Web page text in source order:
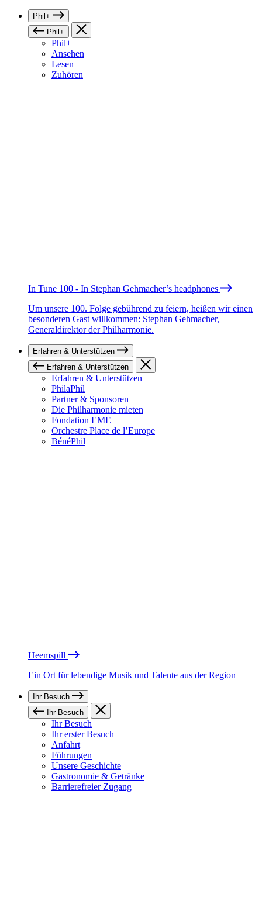
Phil+
Phil+
Phil+
Ansehen
Lesen
Zuhören
In Tune 100 - In Stephan Gehmacher’s headphones
Um unsere 100. Folge gebührend zu feiern, heißen wir einen
besonderen Gast willkommen: Stephan Gehmacher,
Generaldirektor der Philharmonie.
Erfahren & Unterstützen
Erfahren & Unterstützen
Erfahren & Unterstützen
PhilaPhil
Partner & Sponsoren
Die Philharmonie mieten
Fondation EME
Orchestre Place de l’Europe
BénéPhil
Heemspill
Ein Ort für lebendige Musik und Talente aus der Region
Ihr Besuch
Ihr Besuch
Ihr Besuch
Ihr erster Besuch
Anfahrt
Führungen
Unsere Geschichte
Gastronomie & Getränke
Barrierefreier Zugang